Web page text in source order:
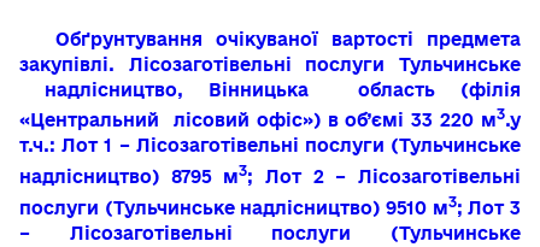
Обґрунтування очікуваної вартості предмета
закупівлі. Лісозаготівельні послуги Тульчинське
надлісництво, Вінницька область (філія
«Центральний лісовий офіс») в об’ємі 33 220 м3.у
т.ч.: Лот 1 – Лісозаготівельні послуги (Тульчинське
надлісництво) 8795 м3; Лот 2 – Лісозаготівельні
послуги (Тульчинське надлісництво) 9510 м3; Лот 3
– Лісозаготівельні послуги (Тульчинське